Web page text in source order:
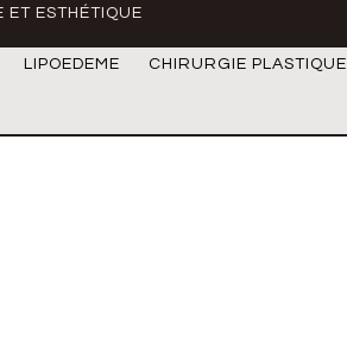
ESTHÉTIQUE
LIPOEDEME CHIRURGIE PLASTIQUE